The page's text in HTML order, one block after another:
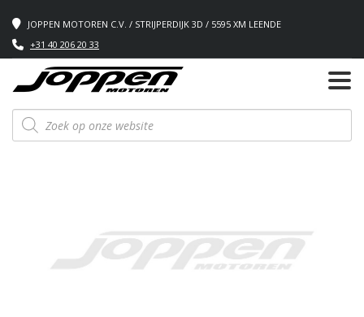
JOPPEN MOTOREN C.V. / STRIJPERDIJK 3D / 5595 XM LEENDE
+31 40 206 20 33
Producten
zoeken